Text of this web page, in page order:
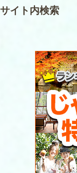
サイト内検索